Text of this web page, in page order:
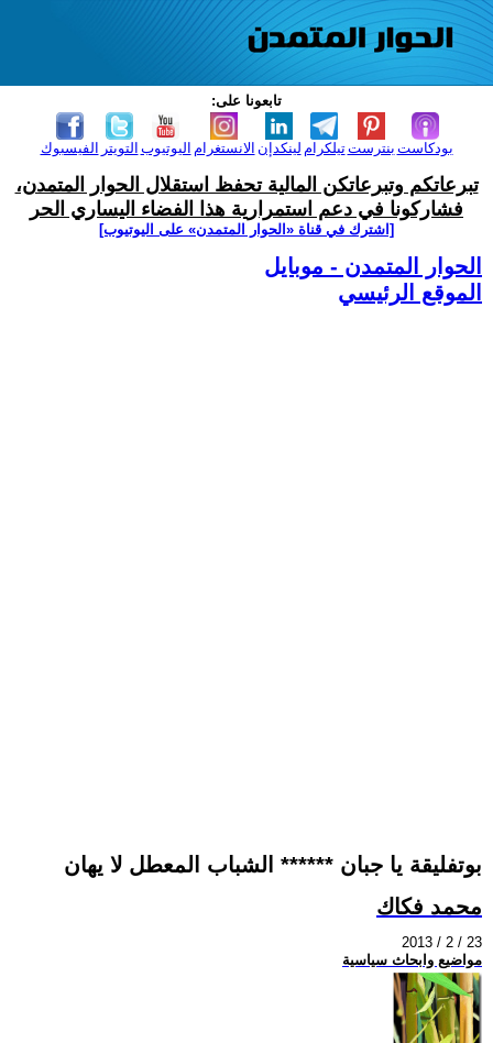
تابعونا على:
الفيسبوك التويتر اليوتيوب الانستغرام لينكدإن تيلكرامبنترست بودكاست
تبرعاتكم وتبرعاتكن المالية تحفظ استقلال الحوار المتمدن،
فشاركونا في دعم استمرارية هذا الفضاء اليساري الحر
[اشترك في قناة ‫«الحوار المتمدن» على اليوتيوب]
الحوار المتمدن - موبايل
الموقع الرئيسي
بوتفليقة يا جبان ****** الشباب المعطل لا يهان
محمد فكاك
2013 / 2 / 23
مواضيع وابحاث سياسية